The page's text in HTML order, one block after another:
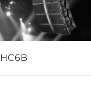
HC6B